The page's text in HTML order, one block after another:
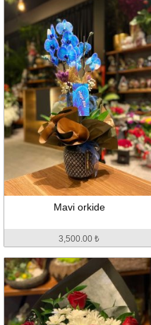
Mavi orkide
3,500.00 ₺